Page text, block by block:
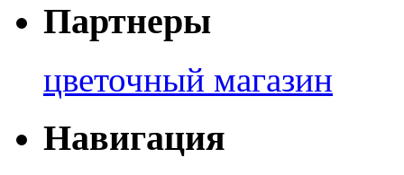
Партнеры
цветочный магазин
Навигация